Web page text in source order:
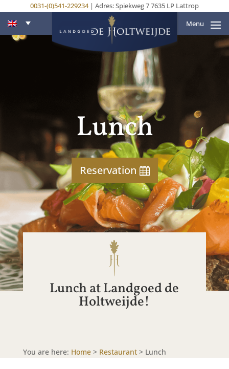
0031-(0)541-229234| Adres: Spiekweg 7 7635 LP Lattrop
Menu
Lunch
Reservation
Lunch at Landgoed de
Holtweijde!
You are here: Home> Restaurant> Lunch